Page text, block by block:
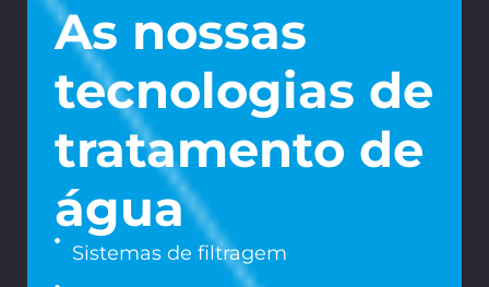
As nossas
tecnologias de
tratamento de
água
Sistemas de filtragem